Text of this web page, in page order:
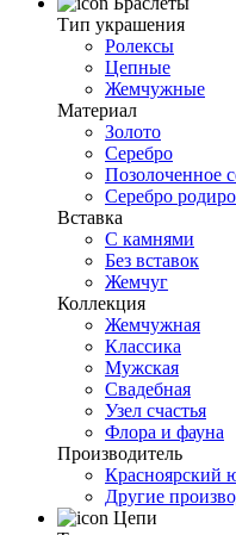
Тип украшения
Ролексы
Цепные
Жемчужные
Материал
Золото
Серебро
Позолоченное
Серебро
Вставка
С камнями
Без вставок
Жемчуг
Коллекция
Жемчужная
Классика
Мужская
Свадебная
Узел счастья
Флора и фауна
Производитель
Красноярский
Другие
Цепи